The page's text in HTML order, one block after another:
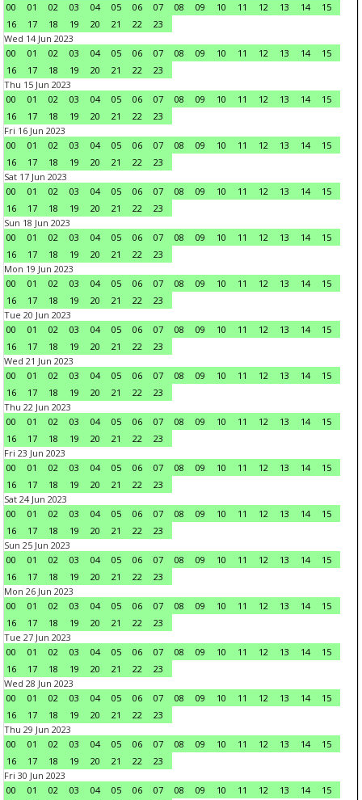
00
01 02 03 04 05 06 07 08 09 10 11 12 13 14
15
16
17 18 19 20 21 22
23
Wed 14 Jun 2023
00
01 02 03 04 05 06 07 08 09 10 11 12 13 14
15
16
17 18 19 20 21 22
23
Thu 15 Jun 2023
00
01 02 03 04 05 06 07 08 09 10 11 12 13 14
15
16
17 18 19 20 21 22
23
Fri 16 Jun 2023
00
01 02 03 04 05 06 07 08 09 10 11 12 13 14
15
16
17 18 19 20 21 22
23
Sat 17 Jun 2023
00
01 02 03 04 05 06 07 08 09 10 11 12 13 14
15
16
17 18 19 20 21 22
23
Sun 18 Jun 2023
00
01 02 03 04 05 06 07 08 09 10 11 12 13 14
15
16
17 18 19 20 21 22
23
Mon 19 Jun 2023
00
01 02 03 04 05 06 07 08 09 10 11 12 13 14
15
16
17 18 19 20 21 22
23
Tue 20 Jun 2023
00
01 02 03 04 05 06 07 08 09 10 11 12 13 14
15
16
17 18 19 20 21 22
23
Wed 21 Jun 2023
00
01 02 03 04 05 06 07 08 09 10 11 12 13 14
15
16
17 18 19 20 21 22
23
Thu 22 Jun 2023
00
01 02 03 04 05 06 07 08 09 10 11 12 13 14
15
16
17 18 19 20 21 22
23
Fri 23 Jun 2023
00
01 02 03 04 05 06 07 08 09 10 11 12 13 14
15
16
17 18 19 20 21 22
23
Sat 24 Jun 2023
00
01 02 03 04 05 06 07 08 09 10 11 12 13 14
15
16
17 18 19 20 21 22
23
Sun 25 Jun 2023
00
01 02 03 04 05 06 07 08 09 10 11 12 13 14
15
16
17 18 19 20 21 22
23
Mon 26 Jun 2023
00
01 02 03 04 05 06 07 08 09 10 11 12 13 14
15
16
17 18 19 20 21 22
23
Tue 27 Jun 2023
00
01 02 03 04 05 06 07 08 09 10 11 12 13 14
15
16
17 18 19 20 21 22
23
Wed 28 Jun 2023
00
01 02 03 04 05 06 07 08 09 10 11 12 13 14
15
16
17 18 19 20 21 22
23
Thu 29 Jun 2023
00
01 02 03 04 05 06 07 08 09 10 11 12 13 14
15
16
17 18 19 20 21 22
23
Fri 30 Jun 2023
00
01 02 03 04 05 06 07 08 09 10 11 12 13 14
15